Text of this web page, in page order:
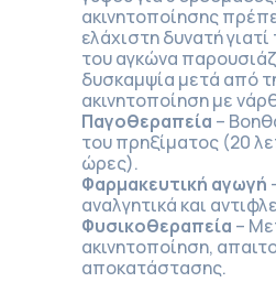
ακινητοποίησης
ελάχιστη δυνατή
του αγκώνα
δυσκαμψία μετά από
ακινητοποίηση με
Παγοθεραπεία –
του πρηξίματος (20
ώρες).
Φαρμακευτική αγωγή
αναλγητικά και
Φυσικοθεραπεία –
ακινητοποίηση,
αποκατάστασης.